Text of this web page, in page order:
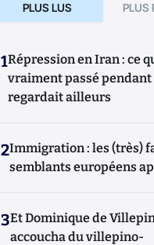
PLUS LUS PLUS
1Répression en Iran : ce
vraiment passé pendant
regardait ailleurs
2Immigration : les (très)
semblants européens
3Et Dominique de
accoucha du villepino-